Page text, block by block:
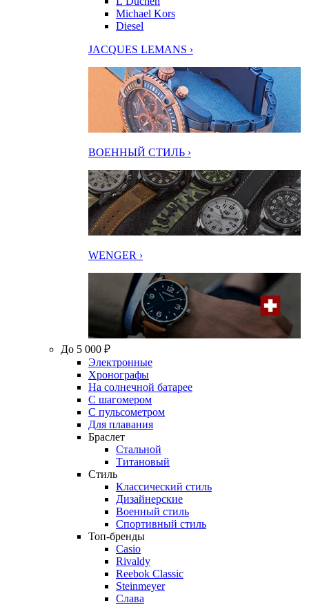
Michael Kors
Diesel
JACQUES LEMANS ›
ВОЕННЫЙ СТИЛЬ ›
WENGER ›
До 5 000 ₽
Электронные
Хронографы
На солнечной батарее
С шагомером
С пульсометром
Для плавания
Браслет
Стальной
Титановый
Стиль
Классический стиль
Дизайнерские
Военный стиль
Спортивный стиль
Топ-бренды
Casio
Rivaldy
Reebok Classic
Steinmeyer
Слава